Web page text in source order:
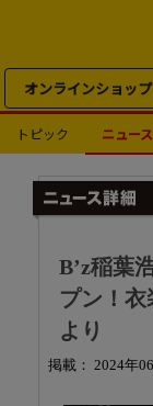
オンラインショップ
トピック ニュース
B’z稲葉
プン！衣
より
掲載： 2024年